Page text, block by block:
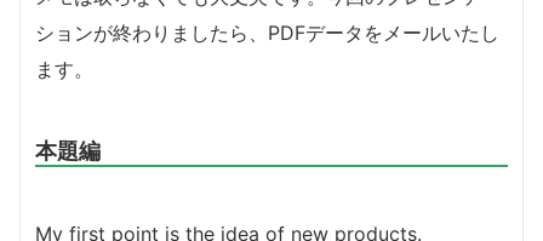
ションが終わりましたら、PDFデータをメールいたし
ます。
本題編
My first point is the idea of new products.